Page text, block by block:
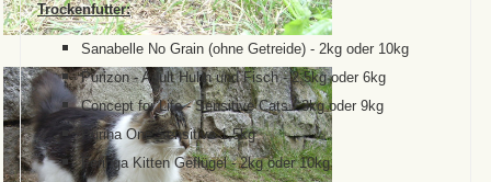
Trockenfutter:
Sanabelle No Grain (ohne Getreide) - 2kg oder 10kg
Purizon - Adult Huhn und Fisch - 2,5kg oder 6kg
Concept for Life - Sensitive Cats - 3kg oder 9kg
Purina One Sensitive 1,5kg
Feringa Kitten Geflügel - 2kg oder 10kg